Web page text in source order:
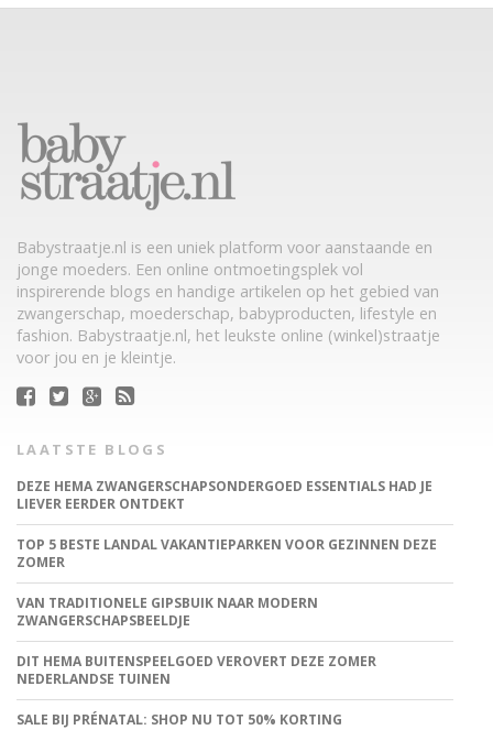
Babystraatje.nl is een uniek platform voor aanstaande en
jonge moeders. Een online ontmoetingsplek vol
inspirerende blogs en handige artikelen op het gebied van
zwangerschap, moederschap, babyproducten, lifestyle en
fashion. Babystraatje.nl, het leukste online (winkel)straatje
voor jou en je kleintje.
LAATSTE BLOGS
DEZE HEMA ZWANGERSCHAPSONDERGOED ESSENTIALS HAD JE
LIEVER EERDER ONTDEKT
TOP 5 BESTE LANDAL VAKANTIEPARKEN VOOR GEZINNEN DEZE
ZOMER
VAN TRADITIONELE GIPSBUIK NAAR MODERN
ZWANGERSCHAPSBEELDJE
DIT HEMA BUITENSPEELGOED VEROVERT DEZE ZOMER
NEDERLANDSE TUINEN
SALE BIJ PRÉNATAL: SHOP NU TOT 50% KORTING